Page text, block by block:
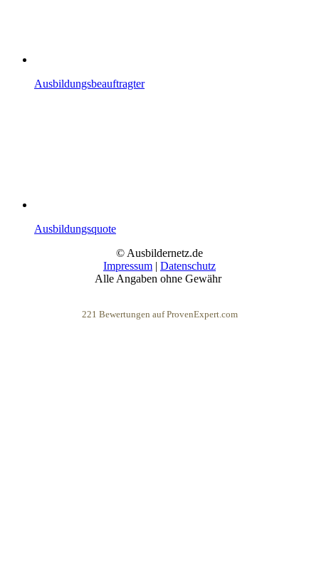
Ausbildungsbeauftragter
Ausbildungsquote
© Ausbildernetz.de
Impressum | Datenschutz
Alle Angaben ohne Gewähr
221 Bewertungen auf ProvenExpert.com